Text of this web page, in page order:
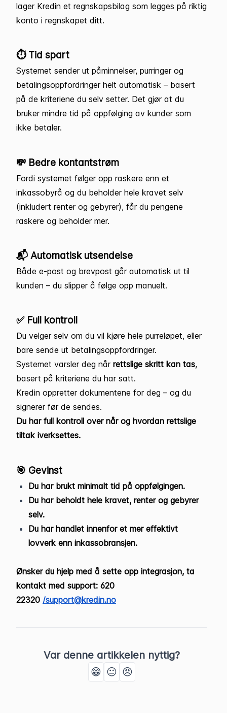
lager Kredin et regnskapsbilag som legges på riktig
konto i regnskapet ditt.
⏱ Tid spart
Systemet sender ut påminnelser, purringer og
betalingsoppfordringer helt automatisk – basert
på de kriteriene du selv setter. Det gjør at du
bruker mindre tid på oppfølging av kunder som
ikke betaler.
💸 Bedre kontantstrøm
Fordi systemet følger opp raskere enn et
inkassobyrå og du beholder hele kravet selv
(inkludert renter og gebyrer), får du pengene
raskere og beholder mer.
📬 Automatisk utsendelse
Både e-post og brevpost går automatisk ut til
kunden – du slipper å følge opp manuelt.
✅ Full kontroll
Du velger selv om du vil kjøre hele purreløpet, eller
bare sende ut betalingsoppfordringer.
Systemet varsler deg når rettslige skritt kan tas,
basert på kriteriene du har satt.
Kredin oppretter dokumentene for deg – og du
signerer før de sendes.
Du har full kontroll over når og hvordan rettslige
tiltak iverksettes.
🎯 Gevinst
Du har brukt minimalt tid på oppfølgingen.
Du har beholdt hele kravet, renter og gebyrer
selv.
Du har handlet innenfor et mer effektivt
lovverk enn inkassobransjen.
Ønsker du hjelp med å sette opp integrasjon, ta
kontakt med support: 620
22320 /support@kredin.no
Var denne artikkelen nyttig?
😁 😐 😠